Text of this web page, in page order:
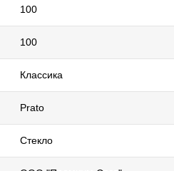
100
100
Классика
Prato
Стекло